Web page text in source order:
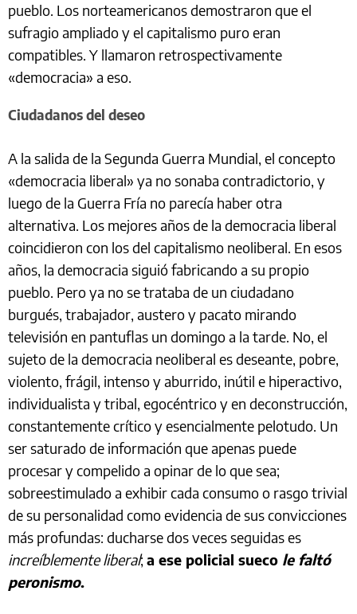
pueblo. Los norteamericanos demostraron que el
sufragio ampliado y el capitalismo puro eran
compatibles. Y llamaron retrospectivamente
«democracia» a eso.
Ciudadanos del deseo
A la salida de la Segunda Guerra Mundial, el concepto
«democracia liberal» ya no sonaba contradictorio, y
luego de la Guerra Fría no parecía haber otra
alternativa. Los mejores años de la democracia liberal
coincidieron con los del capitalismo neoliberal. En esos
años, la democracia siguió fabricando a su propio
pueblo. Pero ya no se trataba de un ciudadano
burgués, trabajador, austero y pacato mirando
televisión en pantuflas un domingo a la tarde. No, el
sujeto de la democracia neoliberal es deseante, pobre,
violento, frágil, intenso y aburrido, inútil e hiperactivo,
individualista y tribal, egocéntrico y en deconstrucción,
constantemente crítico y esencialmente pelotudo. Un
ser saturado de información que apenas puede
procesar y compelido a opinar de lo que sea;
sobreestimulado a exhibir cada consumo o rasgo trivial
de su personalidad como evidencia de sus convicciones
más profundas: ducharse dos veces seguidas es
increíblemente liberal; a ese policial sueco le faltó
peronismo.